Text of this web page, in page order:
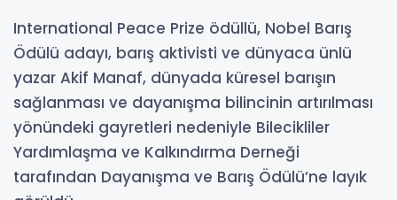
International Peace Prize ödüllü, Nobel Barış
Ödülü adayı, barış aktivisti ve dünyaca ünlü
yazar Akif Manaf, dünyada küresel barışın
sağlanması ve dayanışma bilincinin artırılması
yönündeki gayretleri nedeniyle Bilecikliler
Yardımlaşma ve Kalkındırma Derneği
tarafından Dayanışma ve Barış Ödülü’ne layık